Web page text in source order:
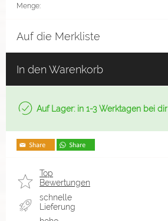
Menge:
Auf die Merkliste
In den Warenkorb
Auf Lager: in 1-3 Werktagen bei dir
Top
Bewertungen
schnelle
Lieferung